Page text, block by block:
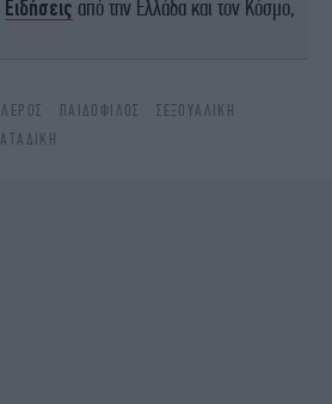
Ειδήσεις από την Ελλάδα και τον Κόσμο,
ΛΈΡΟΣ ΠΑΙΔΌΦΙΛΟΣ
ΣΕΞΟΥΑΛΙΚΉ